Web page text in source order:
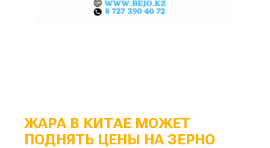
ЖАРА В КИТАЕ МОЖЕТ
ПОДНЯТЬ ЦЕНЫ НА ЗЕРНО